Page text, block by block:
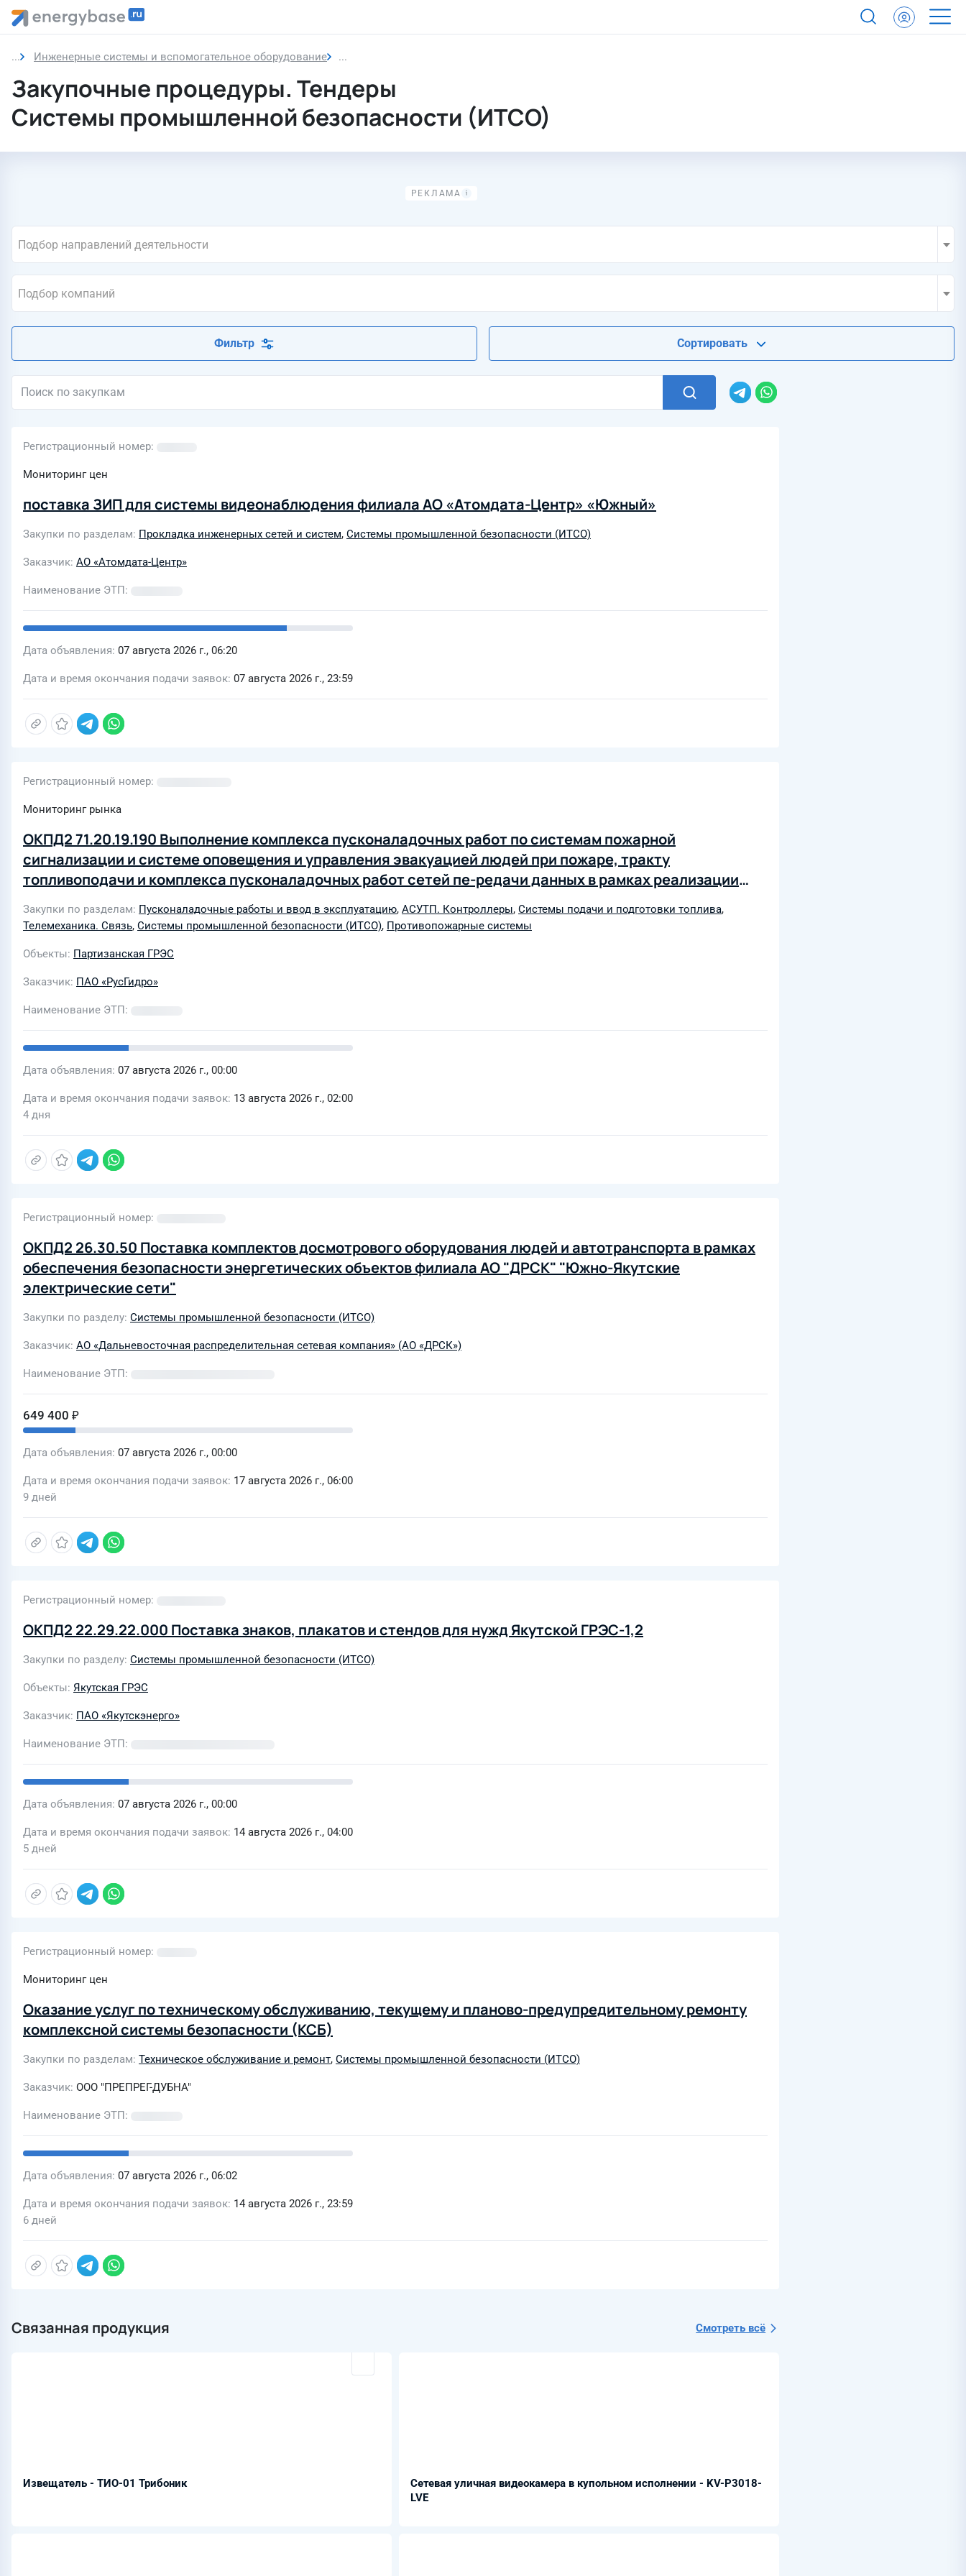
Инженерные системы и вспомогательное оборудование Системы промышленной безопасности (ИТСО)
Закупочные процедуры. Тендеры
Системы промышленной безопасности (ИТСО)
Подбор направлений деятельности
Подбор компаний
Фильтр Сортировать
Регистрационный номер
Мониторинг цен
поставка ЗИП для системы видеонаблюдения филиала АО «Атомдата-Центр» «Южный»
Закупки по разделам Прокладка инженерных сетей и систем, Системы промышленной безопасности (ИТСО)
Заказчик АО «Атомдата-Центр»
Наименование ЭТП
Дата объявления 07 августа 2026 г., 06:20
Дата и время окончания подачи заявок 07 августа 2026 г., 23:59
Регистрационный номер
Мониторинг рынка
ОКПД2 71.20.19.190 Выполнение комплекса пусконаладочных работ по системам пожарной
сигнализации и системе оповещения и управления эвакуацией людей при пожаре, тракту
топливоподачи и комплекса пусконаладочных работ сетей пе-редачи данных в рамках реализации
проекта «Расширение Партизанской ГРЭС»
Закупки по разделам Пусконаладочные работы и ввод в эксплуатацию, АСУТП. Контроллеры, Системы подачи и подготовки топлива,
Телемеханика. Связь, Системы промышленной безопасности (ИТСО), Противопожарные системы
Объекты Партизанская ГРЭС
Заказчик ПАО «РусГидро»
Наименование ЭТП
Дата объявления 07 августа 2026 г., 00:00
Дата и время окончания подачи заявок 13 августа 2026 г., 02:00
4 дня
Регистрационный номер
ОКПД2 26.30.50 Поставка комплектов досмотрового оборудования людей и автотранспорта в рамках
обеспечения безопасности энергетических объектов филиала АО "ДРСК" "Южно-Якутские
электрические сети"
Закупки по разделу Системы промышленной безопасности (ИТСО)
Заказчик АО «Дальневосточная распределительная сетевая компания» (АО «ДРСК»)
Наименование ЭТП
649 400 ₽
Дата объявления 07 августа 2026 г., 00:00
Дата и время окончания подачи заявок 17 августа 2026 г., 06:00
9 дней
Регистрационный номер
ОКПД2 22.29.22.000 Поставка знаков, плакатов и стендов для нужд Якутской ГРЭС-1,2
Закупки по разделу Системы промышленной безопасности (ИТСО)
Объекты Якутская ГРЭС
Заказчик ПАО «Якутскэнерго»
Наименование ЭТП
Дата объявления 07 августа 2026 г., 00:00
Дата и время окончания подачи заявок 14 августа 2026 г., 04:00
5 дней
Регистрационный номер
Мониторинг цен
Оказание услуг по техническому обслуживанию, текущему и планово-предупредительному ремонту
комплексной системы безопасности (КСБ)
Закупки по разделам Техническое обслуживание и ремонт, Системы промышленной безопасности (ИТСО)
Заказчик ООО "ПРЕПРЕГ-ДУБНА"
Наименование ЭТП
Дата объявления 07 августа 2026 г., 06:02
Дата и время окончания подачи заявок 14 августа 2026 г., 23:59
6 дней
Связанная продукция Смотреть всё
Извещатель - ТИО-01 Трибоник
Сетевая уличная видеокамера в купольном исполнении - KV-P3018-
LVE